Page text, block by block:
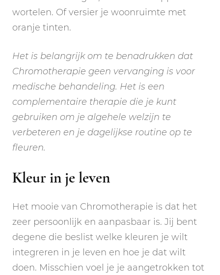
wortelen. Of versier je woonruimte met
oranje tinten.
Het is belangrijk om te benadrukken dat
Chromotherapie geen vervanging is voor
medische behandeling. Het is een
complementaire therapie die je kunt
gebruiken om je algehele welzijn te
verbeteren en je dagelijkse routine op te
fleuren.
Kleur in je leven
Het mooie van Chromotherapie is dat het
zeer persoonlijk en aanpasbaar is. Jij bent
degene die beslist welke kleuren je wilt
integreren in je leven en hoe je dat wilt
doen. Misschien voel je je aangetrokken tot